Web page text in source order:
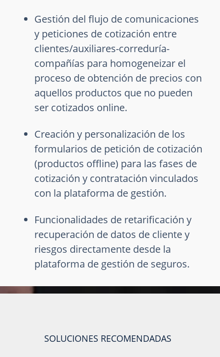
Gestión del flujo de comunicaciones
y peticiones de cotización entre
clientes/auxiliares-correduría-
compañías para homogeneizar el
proceso de obtención de precios con
aquellos productos que no pueden
ser cotizados online.
Creación y personalización de los
formularios de petición de cotización
(productos offline) para las fases de
cotización y contratación vinculados
con la plataforma de gestión.
Funcionalidades de retarificación y
recuperación de datos de cliente y
riesgos directamente desde la
plataforma de gestión de seguros.
SOLUCIONES RECOMENDADAS